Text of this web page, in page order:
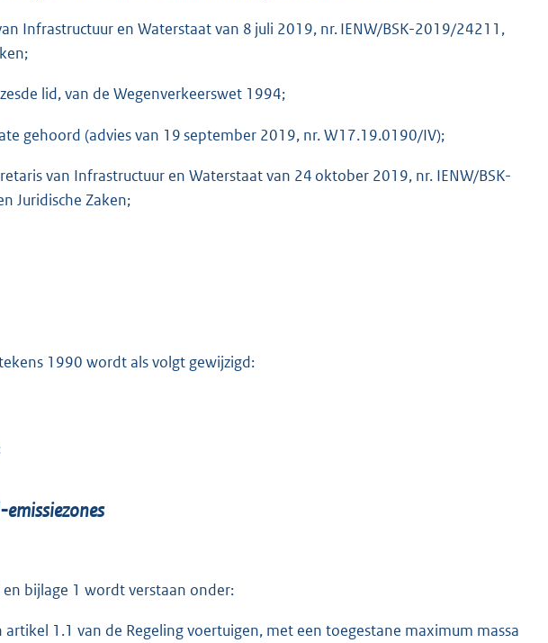
Infrastructuur en Waterstaat van 8 juli 2019, nr. IENW/BSK-2019/24211,
lid, van de Wegenverkeerswet 1994;
gehoord (advies van 19 september 2019, nr. W17.19.0190/IV);
van Infrastructuur en Waterstaat van 24 oktober 2019, nr. IENW/BSK-
Juridische Zaken;
1990 wordt als volgt gewijzigd:
bijlage 1 wordt verstaan onder:
1.1 van de Regeling voertuigen, met een toegestane maximum massa